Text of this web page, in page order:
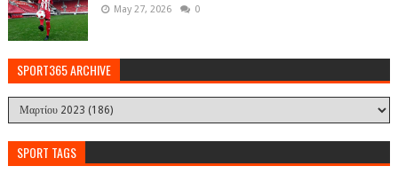
May 27, 2026 0
SPORT365 ARCHIVE
SPORT TAGS